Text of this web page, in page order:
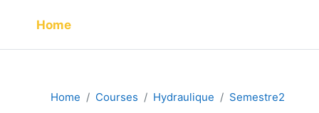
Home
Home Courses Hydraulique Semestre2